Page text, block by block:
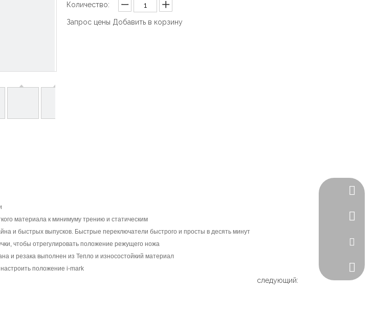
Количество:
Запрос цены Добавить в корзину
материала к минимуму трению и статическим
и быстрых выпусков. Быстрые переключатели быстрого и просты в десять минут
чтобы отрегулировать положение режущего ножа
и резака выполнен из Тепло и износостойкий материал
положение i-mark
следующий:
Скайп
Эл.